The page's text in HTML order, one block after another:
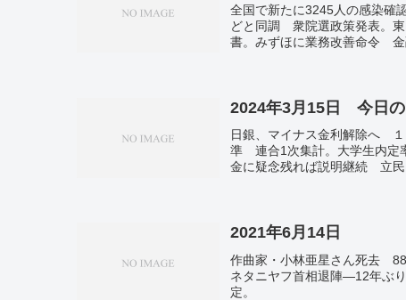
全国で新たに3245人の感染確
どと同調 衆院選政策発表。
書。みずほに業務改善命令
2024年3月15日 今日
日銀、マイナス金利解除へ
準 連合1次集計。大学生内定
金に疑念残れば説明継続 立
内容調整。大谷翔平 長身女
2021年6月14日
作曲家・小林亜星さん死去
ネタニヤフ首相退陣―12年ぶ
定。